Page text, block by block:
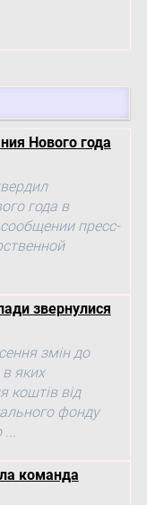
Нового года
года в
пресс-
звернулися
змін до
яких
коштів від
фонду
...
команда